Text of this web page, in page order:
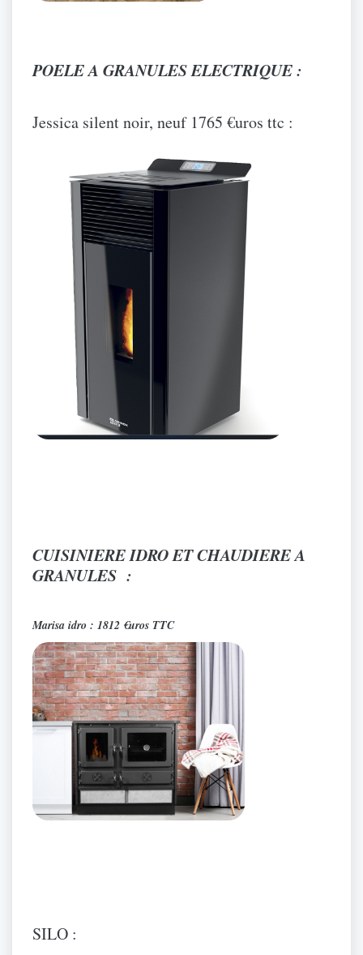
POELE A GRANULES ELECTRIQUE :
Jessica silent noir, neuf 1765 €uros ttc :
CUISINIERE IDRO ET CHAUDIERE A
GRANULES :
Marisa idro : 1812 €uros TTC
SILO :